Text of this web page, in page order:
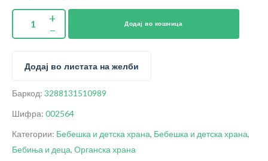
Додај во кошница
Додај во листата на желби
Баркод: 3288131510989
Шифра: 002564
Категории: Бебешка и детска храна, Бебешка и детска храна,
Бебиња и деца, Органска храна